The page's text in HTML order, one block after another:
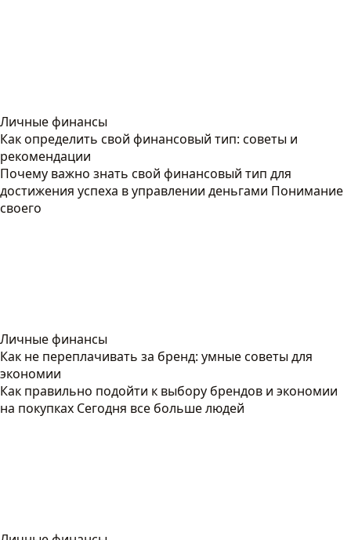
Личные финансы
Как определить свой финансовый тип: советы и
рекомендации
Почему важно знать свой финансовый тип для
достижения успеха в управлении деньгами Понимание
своего
Личные финансы
Как не переплачивать за бренд: умные советы для
экономии
Как правильно подойти к выбору брендов и экономии
на покупках Сегодня все больше людей